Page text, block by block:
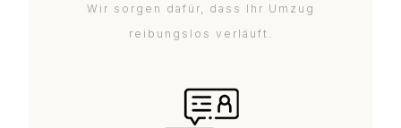
Wir sorgen dafür, dass Ihr Umzug
reibungslos verläuft.